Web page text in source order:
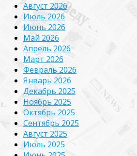
Август 2026
Июль 2026
Июнь 2026
Май 2026
Апрель 2026
Март 2026
Февраль 2026
Январь 2026
Декабрь 2025
Ноябрь 2025
Октябрь 2025
Сентябрь 2025
Август 2025
Июль 2025